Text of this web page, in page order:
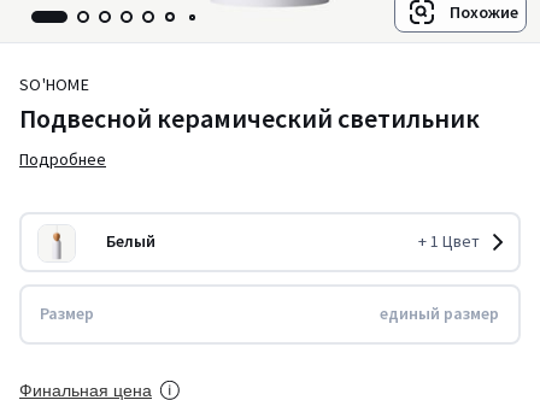
Похожие
SO'HOME
Подвесной керамический светильник
Подробнее
Белый +1 Цвет
Размер единый размер
Финальная цена